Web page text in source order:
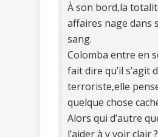
À son bord,la
affaires nage dans
sang.
Colomba entre en
fait dire qu’il s’agit
terroriste,elle
quelque chose
Alors qui d’autre
l’aider à y voir clair ?